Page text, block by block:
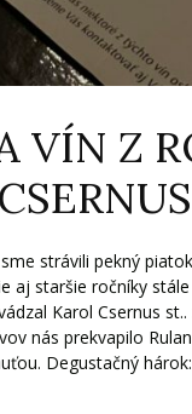
VÍN Z
strávili pekný
aj staršie ročníky
Karol Csernus
nás prekvapilo
Degustačný